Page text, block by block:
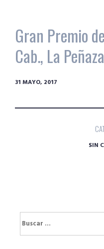
Gran Premio
Cab., La
31 MAYO, 2017
SIN
Buscar: